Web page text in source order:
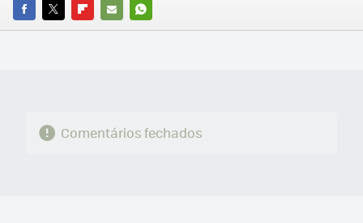
FACEBOOK
TWITTERFLIPBOARD
E-
WHATSAPP
Comentários fechados